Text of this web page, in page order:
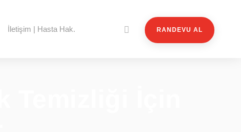
İletişim | Hasta Hak. RANDEVU AL